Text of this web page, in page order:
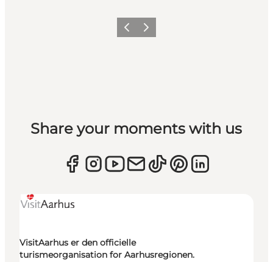
ForrigeNæste
Share your moments with us
VisitAarhus er den officielle
turismeorganisation for Aarhusregionen.